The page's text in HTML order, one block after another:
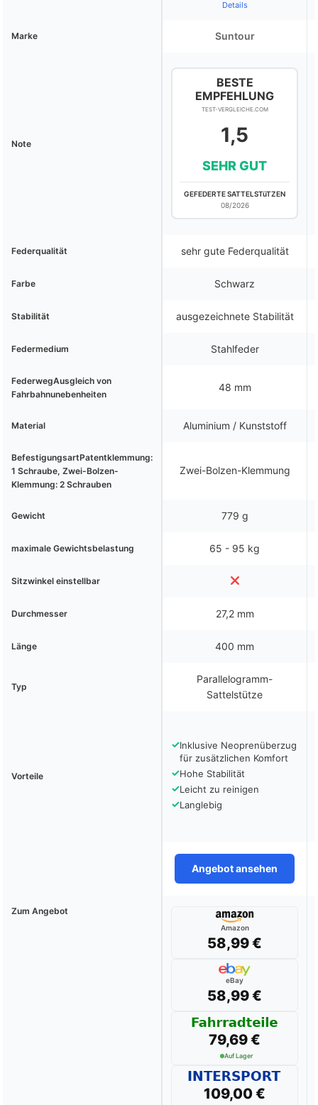
Details
Marke Suntour
Note
BESTE
EMPFEHLUNG
TEST-VERGLEICHE.COM
1,5
SEHR GUT
GEFEDERTE SATTELSTüTZEN
08/2026
Federqualität sehr gute Federqualität
Farbe Schwarz
Stabilität ausgezeichnete Stabilität
Federmedium Stahlfeder
FederwegAusgleich von
Fahrbahnunebenheiten
48 mm
Material Aluminium / Kunststoff
BefestigungsartPatentklemmung:
1 Schraube, Zwei-Bolzen-
Klemmung: 2 Schrauben
Zwei-Bolzen-Klemmung
Gewicht 779 g
maximale Gewichtsbelastung 65 - 95 kg
Sitzwinkel einstellbar
Durchmesser 27,2 mm
Länge 400 mm
Typ
Parallelogramm-
Sattelstütze
Vorteile
✓Inklusive Neoprenüberzug
für zusätzlichen Komfort
✓Hohe Stabilität
✓Leicht zu reinigen
✓Langlebig
Angebot ansehen
Zum Angebot
Amazon
58,99 €
eBay
58,99 €
79,69 €
Auf Lager
109,00 €